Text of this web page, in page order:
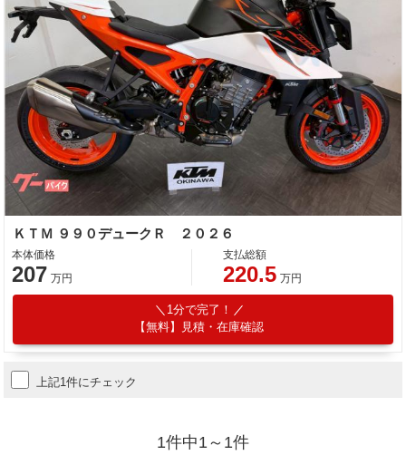
ＫＴＭ ９９０デュークＲ ２０２６
本体価格
207 万円
支払総額
220.5 万円
1分で完了！
【無料】見積・在庫確認
上記1件にチェック
1件中1～1件